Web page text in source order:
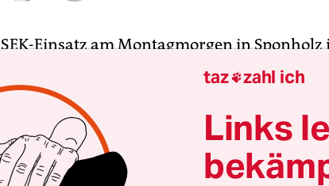
SEK-Einsatz am Montagmorgen in Sponholz
Neubrandenburg: Rund 70 Beamt*innen
Vorpommern durchsuchen Wohn- und
direkt an der B96 liegt. Eine
hier wohnt ein Soldat, gegen den wegen
staatsgefährdenden Gewalttat ermittelt
taz zahl ich
Links